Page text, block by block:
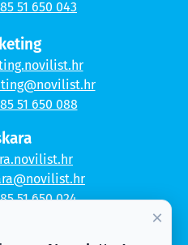
51 650 043
51 650 088
51 650 024
×